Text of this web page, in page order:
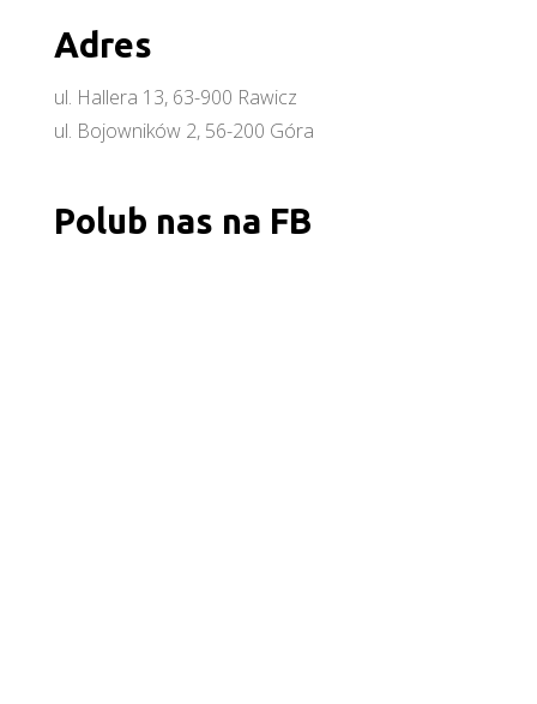
Adres
ul. Hallera 13, 63-900 Rawicz
ul. Bojowników 2, 56-200 Góra
Polub nas na FB